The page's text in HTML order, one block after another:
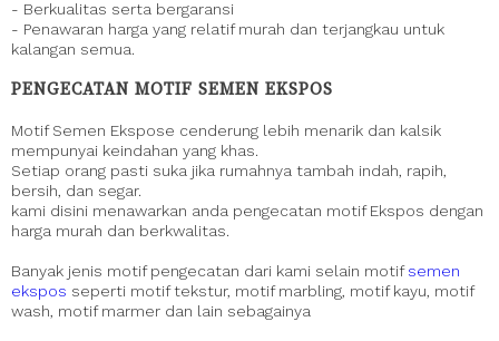
- Berkualitas serta bergaransi
- Penawaran harga yang relatif murah dan terjangkau untuk
kalangan semua.
PENGECATAN MOTIF SEMEN EKSPOS
Motif Semen Ekspose cenderung lebih menarik dan kalsik
mempunyai keindahan yang khas.
Setiap orang pasti suka jika rumahnya tambah indah, rapih,
bersih, dan segar.
kami disini menawarkan anda pengecatan motif Ekspos dengan
harga murah dan berkwalitas.
Banyak jenis motif pengecatan dari kami selain motifsemen
ekspos seperti motif tekstur, motif marbling, motif kayu, motif
wash, motif marmer dan lain sebagainya